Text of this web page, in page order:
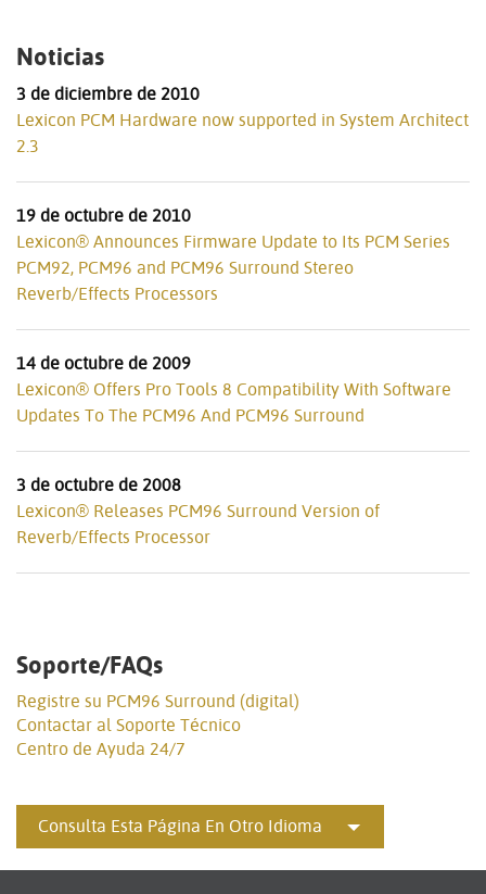
Noticias
3 de diciembre de 2010
Lexicon PCM Hardware now supported in System Architect
2.3
19 de octubre de 2010
Lexicon® Announces Firmware Update to Its PCM Series
PCM92, PCM96 and PCM96 Surround Stereo
Reverb/Effects Processors
14 de octubre de 2009
Lexicon® Offers Pro Tools 8 Compatibility With Software
Updates To The PCM96 And PCM96 Surround
3 de octubre de 2008
Lexicon® Releases PCM96 Surround Version of
Reverb/Effects Processor
Soporte/FAQs
Registre su PCM96 Surround (digital)
Contactar al Soporte Técnico
Centro de Ayuda 24/7
Consulta Esta Página En Otro Idioma